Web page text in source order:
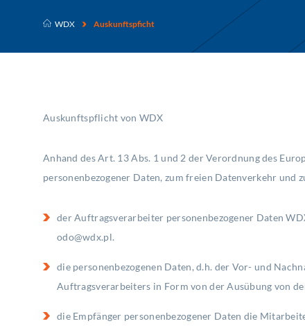
WDX Auskunftspficht
Auskunftspflicht von WDX
Anhand des Art. 13 Abs. 1 und 2 der Verordnung des
personenbezogener Daten, zum freien Datenverkehr
der Auftragsverarbeiter personenbezogener Daten
odo@wdx.pl.
die personenbezogenen Daten, d.h. der Vor- und
Auftragsverarbeiters in Form von der Ausübung von
die Empfänger personenbezogener Daten die